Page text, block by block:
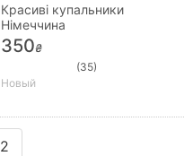
Красиві купальники
Німеччина
350₴
(35)
Новый
2